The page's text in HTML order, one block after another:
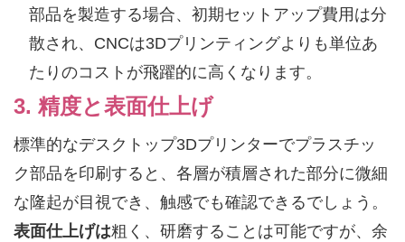
部品を製造する場合、初期セットアップ費用は分
散され、CNCは3Dプリンティングよりも単位あ
たりのコストが飛躍的に高くなります。
3. 精度と表面仕上げ
標準的なデスクトップ3Dプリンターでプラスチッ
ク部品を印刷すると、各層が積層された部分に微細
な隆起が目視でき、触感でも確認できるでしょう。
表面仕上げは粗く、研磨することは可能ですが、余